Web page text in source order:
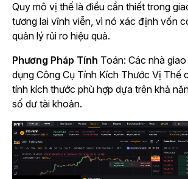
Quy mô vị thế là điều cần thiết trong
tương lai vĩnh viễn, vì nó xác định vốn
quản lý rủi ro hiệu quả.
Phương Pháp Tính Toán: Các nhà
dụng Công Cụ Tính Kích Thước Vị Thế
tính kích thước phù hợp dựa trên khả
số dư tài khoản.